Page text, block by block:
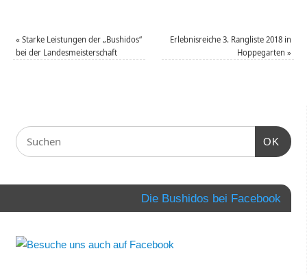
« Starke Leistungen der „Bushidos“
bei der Landesmeisterschaft
Erlebnisreiche 3. Rangliste 2018 in
Hoppegarten»
OK
Die Bushidos bei Facebook